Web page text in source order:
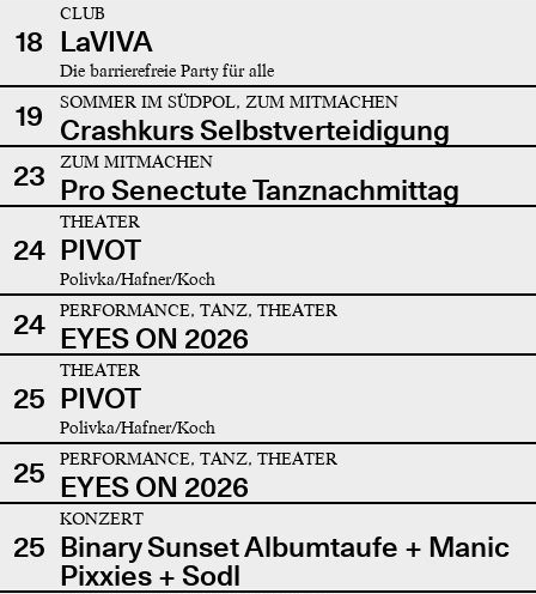
18
CLUB
LaVIVA
Die barrierefreie Party für alle
19 SOMMER IM SÜDPOL, ZUM MITMACHEN
Crashkurs Selbstverteidigung
23
ZUM MITMACHEN
Pro Senectute Tanznachmittag
24
THEATER
PIVOT
Polivka/Hafner/Koch
24 PERFORMANCE, TANZ, THEATER
EYES ON 2026
25
THEATER
PIVOT
Polivka/Hafner/Koch
25 PERFORMANCE, TANZ, THEATER
EYES ON 2026
25
KONZERT
Binary Sunset Albumtaufe + Manic
Pixxies + Sodl